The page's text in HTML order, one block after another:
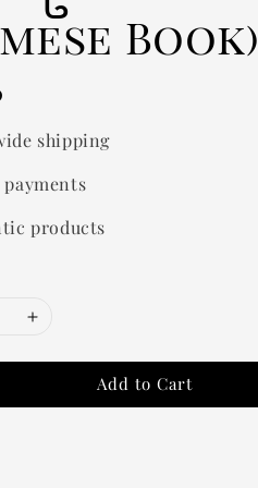
Book)
shipping
payments
products
Add to Cart